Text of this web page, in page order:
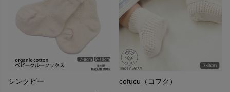
シンクビー
cofucu（コフク）